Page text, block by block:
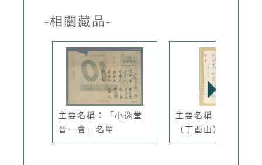
-相關藏品-
主要名稱：「小逸堂
晉一會」名單
主要名稱：丁瑞乾
（丁酉山）致...